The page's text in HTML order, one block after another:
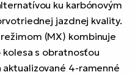
ku karbónovým
jazdnej kvality.
(MX) kombinuje
s obratnosťou
4-ramenné